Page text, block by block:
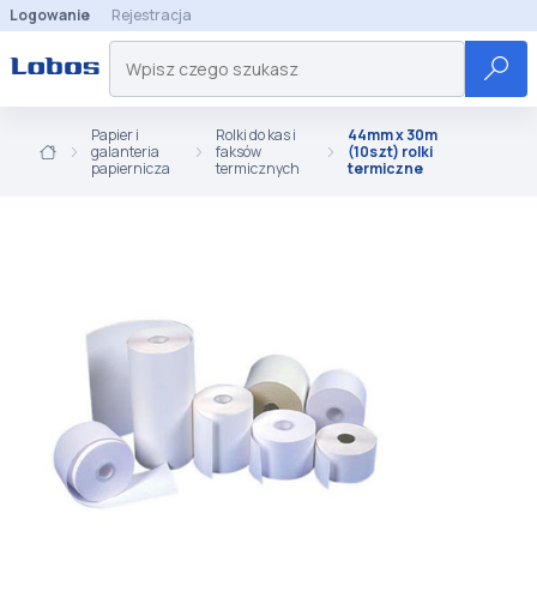
Logowanie Rejestracja
Papier i
galanteria
papiernicza
Rolki do kas i
faksów
termicznych
44mm x 30m
(10szt) rolki
termiczne